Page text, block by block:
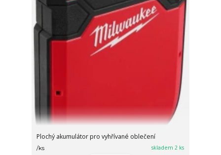
Plochý akumulátor pro vyhřívané oblečení
/ks skladem 2 ks